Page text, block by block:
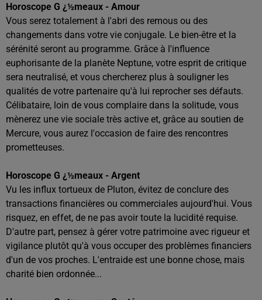
Horoscope G ¿½meaux - Amour
Vous serez totalement à l'abri des remous ou des
changements dans votre vie conjugale. Le bien-être et la
sérénité seront au programme. Grâce à l'influence
euphorisante de la planète Neptune, votre esprit de critique
sera neutralisé, et vous chercherez plus à souligner les
qualités de votre partenaire qu'à lui reprocher ses défauts.
Célibataire, loin de vous complaire dans la solitude, vous
mènerez une vie sociale très active et, grâce au soutien de
Mercure, vous aurez l'occasion de faire des rencontres
prometteuses.
Horoscope G ¿½meaux - Argent
Vu les influx tortueux de Pluton, évitez de conclure des
transactions financières ou commerciales aujourd'hui. Vous
risquez, en effet, de ne pas avoir toute la lucidité requise.
D'autre part, pensez à gérer votre patrimoine avec rigueur et
vigilance plutôt qu'à vous occuper des problèmes financiers
d'un de vos proches. L'entraide est une bonne chose, mais
charité bien ordonnée...